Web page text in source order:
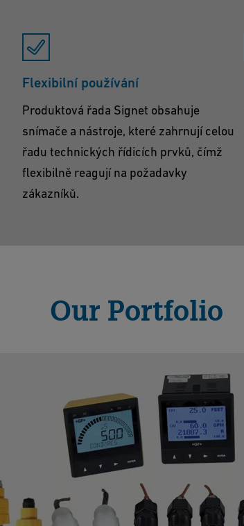
Flexibilní používání
Produktová řada Signet obsahuje
snímače a nástroje, které zahrnují celou
řadu technických řídicích prvků, čímž
flexibilně reagují na požadavky
zákazníků.
Our Portfolio